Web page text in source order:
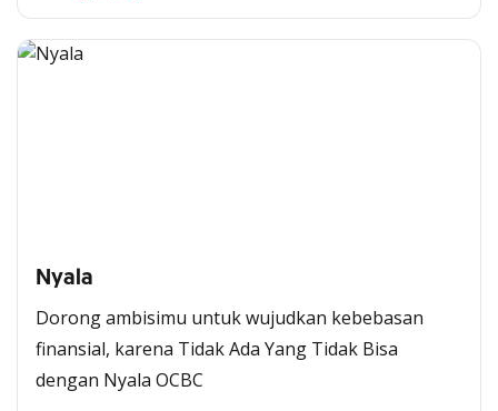
Nyala
Dorong ambisimu untuk wujudkan kebebasan
finansial, karena Tidak Ada Yang Tidak Bisa
dengan Nyala OCBC